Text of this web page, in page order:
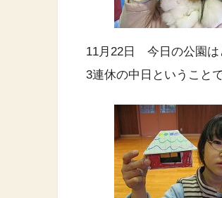
11月22日 今日の公園は
3連休の中日ということ